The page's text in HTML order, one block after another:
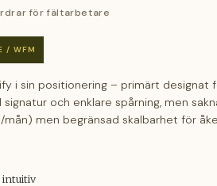
för fältarbetare
/ WFM
i sin positionering – primärt
signatur och enklare spårning, men
mån) men begränsad skalbarhet för
intuitiv